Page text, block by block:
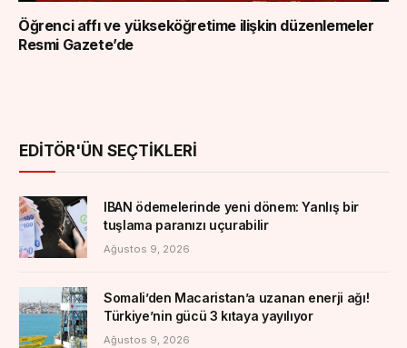
Öğrenci affı ve yükseköğretime ilişkin düzenlemeler
Resmi Gazete’de
EDITÖR'ÜN SEÇTIKLERI
IBAN ödemelerinde yeni dönem: Yanlış bir
tuşlama paranızı uçurabilir
Ağustos 9, 2026
Somali’den Macaristan’a uzanan enerji ağı!
Türkiye’nin gücü 3 kıtaya yayılıyor
Ağustos 9, 2026